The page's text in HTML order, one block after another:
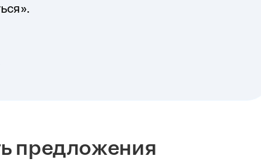
предложения